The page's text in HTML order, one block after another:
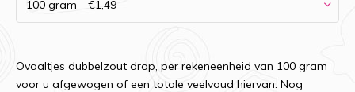
Ovaaltjes dubbelzout drop, per rekeneenheid van 100 gram
voor u afgewogen of een totale veelvoud hiervan. Nog